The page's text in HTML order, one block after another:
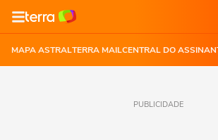
MAPA ASTRALTERRA MAILCENTRAL DO
PUBLICIDADE